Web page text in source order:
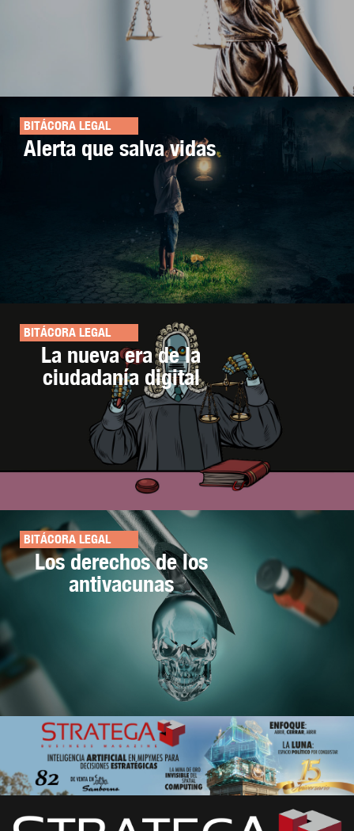
BITÁCORA LEGAL
Alerta que salva vidas
BITÁCORA LEGAL
La nueva era de la
ciudadanía digital
BITÁCORA LEGAL
Los derechos de los
antivacunas